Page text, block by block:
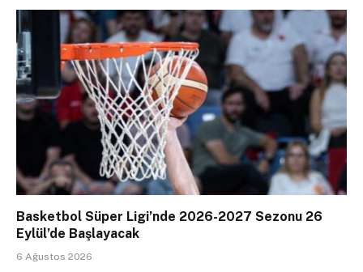
Basketbol Süper Ligi’nde 2026-2027 Sezonu 26
Eylül’de Başlayacak
6 Ağustos 2026